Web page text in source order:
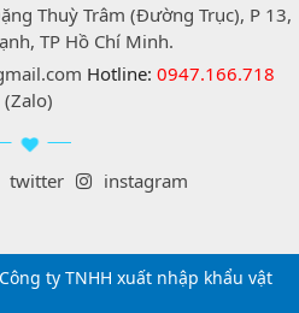
Thuỳ Trâm (Đường Trục), P 13,
TP Hồ Chí Minh.
Hotline: 0947.166.718
(Zalo)
twitter instagram
ty TNHH xuất nhập khẩu vật